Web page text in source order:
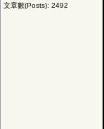
文章數(Posts): 2492